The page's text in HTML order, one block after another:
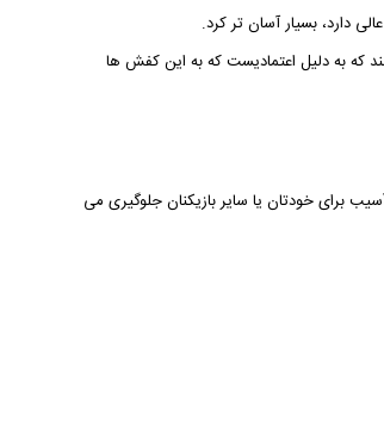
دارد، بسیار آسان تر کرد.
که به دلیل اعتمادیست که به این کفش ها
برای خودتان یا سایر بازیکنان جلوگیری می